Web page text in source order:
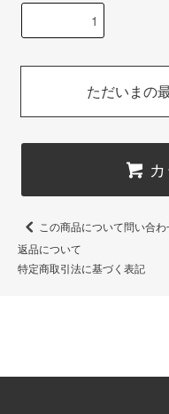
ただいまの
この商品について問い合わ
返品について
特定商取引法に基づく表記